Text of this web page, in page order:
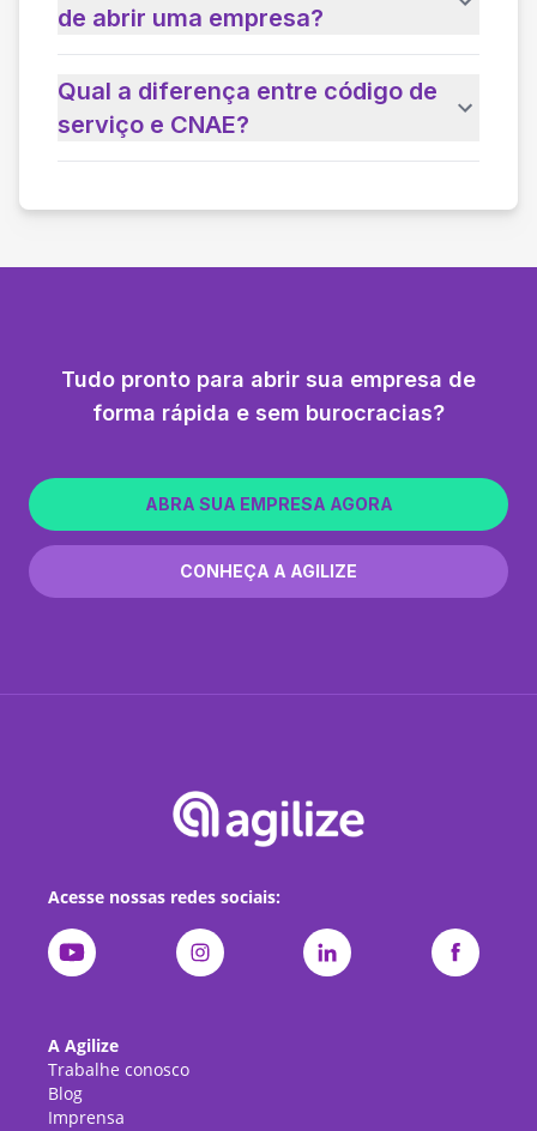
de abrir uma empresa?
Qual a diferença entre código de
serviço e CNAE?
Tudo pronto para abrir sua empresa de
forma rápida e sem burocracias?
ABRA SUA EMPRESA AGORA
CONHEÇA A AGILIZE
Acesse nossas redes sociais:
A Agilize
Trabalhe conosco
Blog
Imprensa